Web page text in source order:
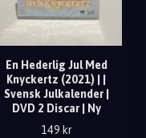
En Hederlig Jul Med
Knyckertz (2021) | |
Svensk Julkalender |
DVD 2 Discar | Ny
149 kr